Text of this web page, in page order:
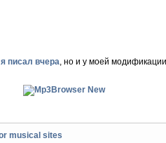
писал вчера, но и у моей
musical sites